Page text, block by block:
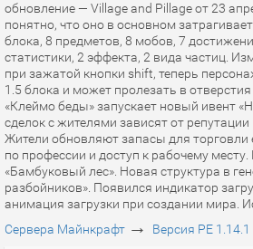
обновление — Village and Pillage от 23
понятно, что оно в основном
блока, 8 предметов, 8 мобов, 7
статистики, 2 эффекта, 2 вида частиц.
при зажатой кнопки shift, теперь
1.5 блока и может пролезать в
«Клеймо беды» запускает новый ивент
сделок с жителями зависят от репутации
Жители обновляют запасы для торговли
по профессии и доступ к рабочему
«Бамбуковый лес». Новая структура в
разбойников». Появился индикатор
анимация загрузки при создании мира.
Сервера Майнкрафт → Версия PE 1.14.1